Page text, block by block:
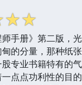
☆☆
手册》第二版，
的分量，那种纸
专业书籍特有的
点点功利性的目